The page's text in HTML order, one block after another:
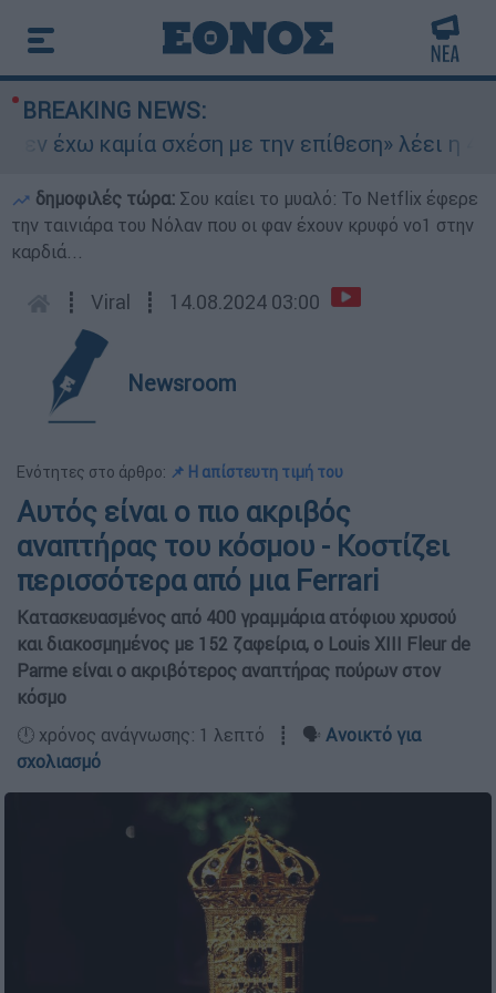
BREAKING NEWS:
έχω καμία σχέση με την επίθεση» λέει η
δημοφιλές τώρα: Σου καίει το μυαλό: Το Netflix έφερε
την ταινιάρα του Νόλαν που οι φαν έχουν κρυφό νο1 στην
καρδιά...
┋ Viral ┋ 14.08.2024 03:00
Newsroom
Ενότητες στο άρθρο: 📌 H απίστευτη τιμή του
Αυτός είναι ο πιο ακριβός
αναπτήρας του κόσμου - Κοστίζει
περισσότερα από μια Ferrari
Κατασκευασμένος από 400 γραμμάρια ατόφιου χρυσού
και διακοσμημένος με 152 ζαφείρια, ο Louis XIII Fleur de
Parme είναι ο ακριβότερος αναπτήρας πούρων στον
κόσμο
🕛 χρόνος ανάγνωσης: 1 λεπτό ┋ 🗣️ Ανοικτό για
σχολιασμό